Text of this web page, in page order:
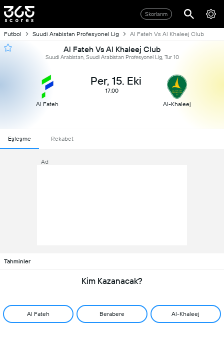
Skorlarım
Futbol Suudi Arabistan Profesyonel Lig Al Fateh Vs Al Khaleej Club
Al Fateh Vs Al Khaleej Club
Suudi Arabistan, Suudi Arabistan Profesyonel Lig, Tur 10
Al Fateh
Per, 15. Eki
17:00
Al-Khaleej
Eşleşme Rekabet
Ad
Tahminler
Kim Kazanacak?
Al Fateh Berabere Al-Khaleej